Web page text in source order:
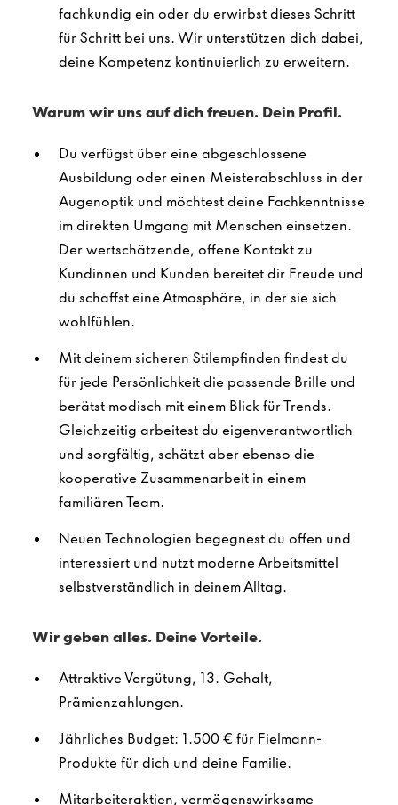
fachkundig ein oder du erwirbst dieses Schritt
für Schritt bei uns. Wir unterstützen dich dabei,
deine Kompetenz kontinuierlich zu erweitern.
Warum wir uns auf dich freuen. Dein Profil.
Du verfügst über eine abgeschlossene
Ausbildung oder einen Meisterabschluss in der
Augenoptik und möchtest deine Fachkenntnisse
im direkten Umgang mit Menschen einsetzen.
Der wertschätzende, offene Kontakt zu
Kundinnen und Kunden bereitet dir Freude und
du schaffst eine Atmosphäre, in der sie sich
wohlfühlen.
Mit deinem sicheren Stilempfinden findest du
für jede Persönlichkeit die passende Brille und
berätst modisch mit einem Blick für Trends.
Gleichzeitig arbeitest du eigenverantwortlich
und sorgfältig, schätzt aber ebenso die
kooperative Zusammenarbeit in einem
familiären Team.
Neuen Technologien begegnest du offen und
interessiert und nutzt moderne Arbeitsmittel
selbstverständlich in deinem Alltag.
Wir geben alles. Deine Vorteile.
Attraktive Vergütung, 13. Gehalt,
Prämienzahlungen.
Jährliches Budget: 1.500 € für Fielmann-
Produkte für dich und deine Familie.
Mitarbeiteraktien, vermögenswirksame